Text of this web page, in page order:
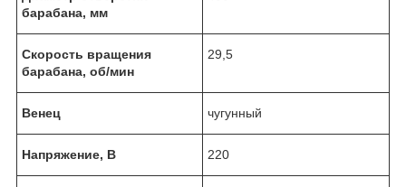
барабана, мм
Скорость вращения
барабана, об/мин
29,5
Венец чугунный
Напряжение, В 220